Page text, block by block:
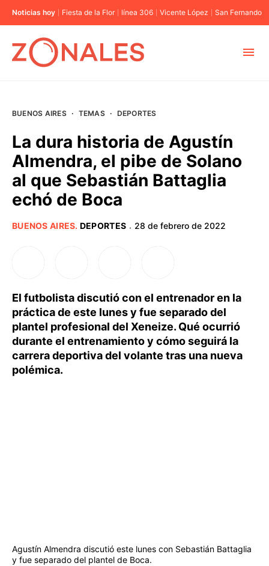
Noticias hoy Fiesta de la Flor línea 306 Vicente López San Fernando
BUENOS AIRES
PROVINCIAS
BUENOS AIRES · TEMAS · DEPORTES
La dura historia de Agustín
Almendra, el pibe de Solano
al que Sebastián Battaglia
echó de Boca
BUENOS AIRES. DEPORTES · 28 de febrero de 2022
El futbolista discutió con el entrenador en la
práctica de este lunes y fue separado del
plantel profesional del Xeneize. Qué ocurrió
durante el entrenamiento y cómo seguirá la
carrera deportiva del volante tras una nueva
polémica.
Agustín Almendra discutió este lunes con Sebastián Battaglia
y fue separado del plantel de Boca.